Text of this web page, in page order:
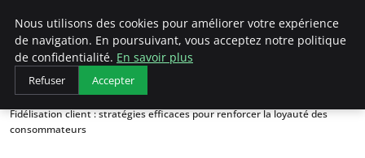
LECFCM
Accueil
Stratégies d'entrepreneuriat
Fidélisation client : stratégies efficaces pour renforcer la loyauté des
consommateurs
Nous utilisons des cookies pour améliorer votre expérience
de navigation. En poursuivant, vous acceptez notre politique
de confidentialité. En savoir plus
Refuser Accepter